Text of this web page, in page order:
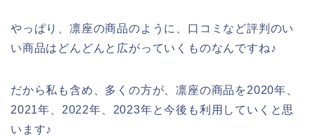
やっぱり、凛座の商品のように、口コミなど評判のい
い商品はどんどんと広がっていくものなんですね♪
だから私も含め、多くの方が、凛座の商品を2020年、
2021年、2022年、2023年と今後も利用していくと思
います♪